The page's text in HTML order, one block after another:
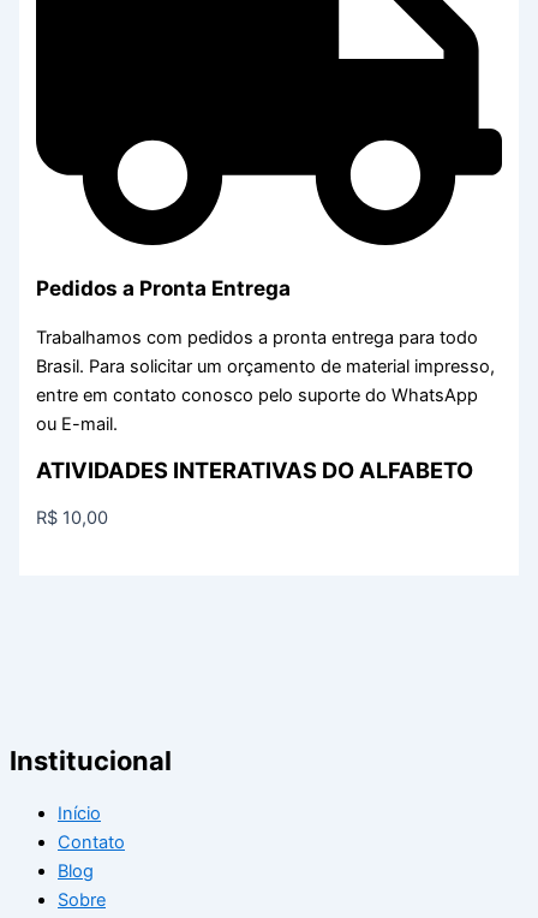
Pedidos a Pronta Entrega
Trabalhamos com pedidos a pronta entrega para todo
Brasil. Para solicitar um orçamento de material impresso,
entre em contato conosco pelo suporte do WhatsApp
ou E-mail.
ATIVIDADES INTERATIVAS DO ALFABETO
R$ 10,00
Institucional
Início
Contato
Blog
Sobre